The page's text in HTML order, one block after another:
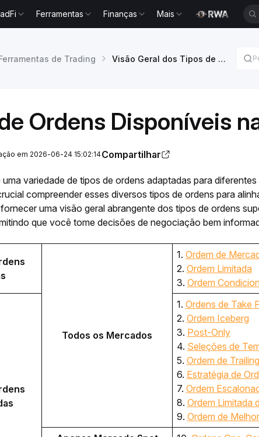
Ferramentas Finanças Mais
de Trading Visão Geral dos Tipos de Ordens
Ordens Disponíveis
em 2026-06-24 15:02:14Compartilhar
variedade de tipos de ordens adaptadas para
compreender esses diversos tipos de ordens para
uma visão geral abrangente dos tipos de ordens
que você tome decisões de negociação bem
Todos os Mercados
1. Ordem de
2. Ordem Limitada
3. Ordem
1. Ordens de Take
2. Ordem Iceberg
3. Post-Only
4. Seleções de
5. Ordem de
6. Estratégia de
7. Ordem
8. Ordem Limitada
9. Ordem de